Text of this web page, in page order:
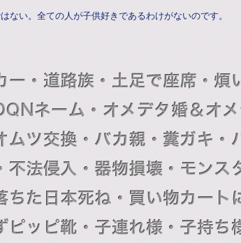
ない。全ての人が子供好きであるわけがないのです。